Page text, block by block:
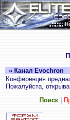
» Канал Evochron
Конференция
Пожалуйста,
Поиск|